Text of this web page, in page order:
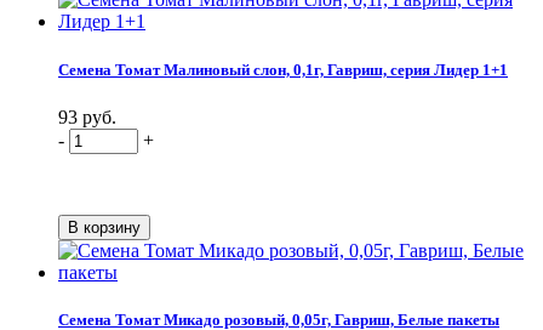
Семена Томат Малиновый слон, 0,1г, Гавриш, серия Лидер 1+1
93 руб.
-
+
Семена Томат Микадо розовый, 0,05г, Гавриш, Белые пакеты